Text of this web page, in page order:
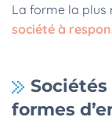
La forme la plus
société à
formes